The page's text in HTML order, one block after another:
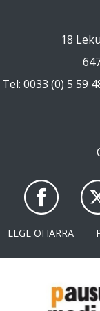
18
Tel: 0033 (0) 5 59
LEGE OHARRA